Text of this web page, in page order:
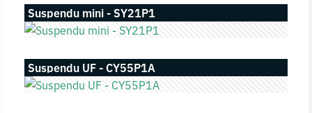
Suspendu mini - SY21P1
Suspendu UF - CY55P1A